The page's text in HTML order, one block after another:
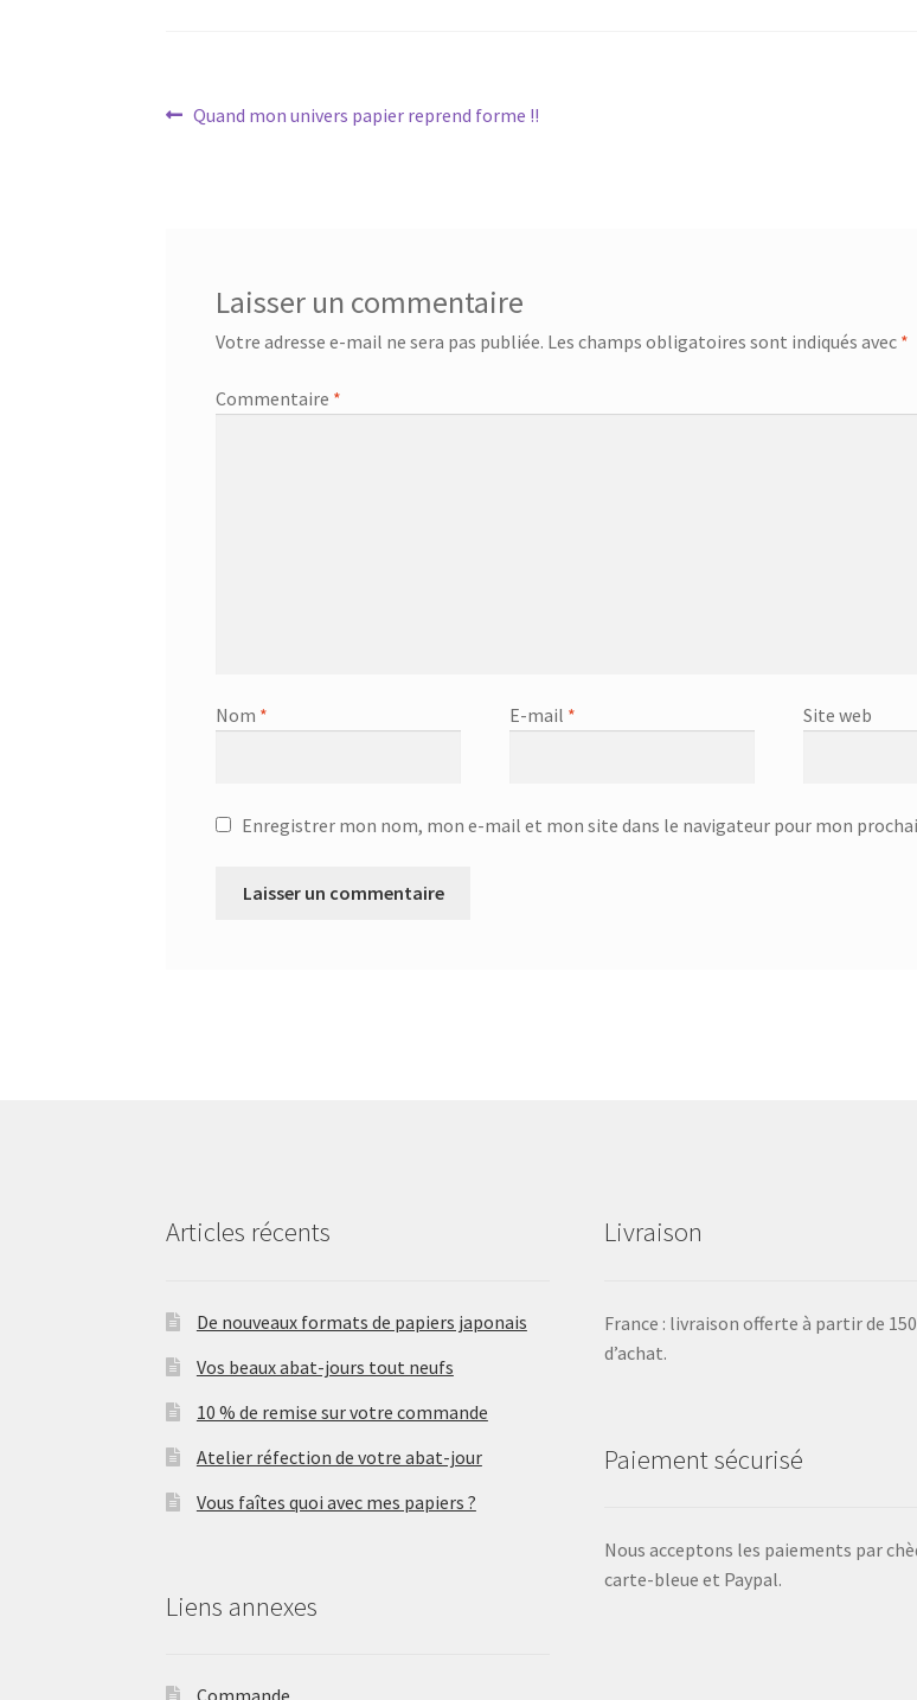
Navigation
Article
Quand mon univers papier reprend forme !!
Laisser un commentaire
Votre adresse e-mail ne sera pas publiée. Les champs obligatoires sont indiqués avec *
Commentaire *
Nom * E-mail * Site web
Enregistrer mon nom, mon e-mail et mon site dans le navigateur pour mon
Articles récents
De nouveaux formats de papiers japonais
Vos beaux abat-jours tout neufs
10 % de remise sur votre commande
Atelier réfection de votre abat-jour
Vous faîtes quoi avec mes papiers ?
Liens annexes
Livraison
France : livraison offerte à partir de
d’achat.
Paiement sécurisé
Nous acceptons les paiements par
carte-bleue et Paypal.